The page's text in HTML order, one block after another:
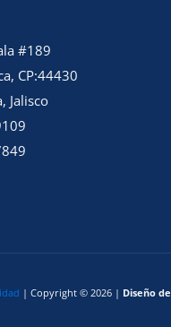
#189
CP:44430
Jalisco
| Copyright © 2026 | Diseño de